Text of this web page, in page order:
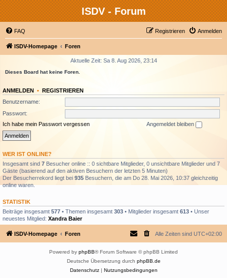
ISDV - Forum
FAQ Anmelden
Registrieren
ISDV-Homepage Foren
Aktuelle Zeit: Sa 8. Aug 2026, 23:14
Dieses Board hat keine Foren.
ANMELDEN • REGISTRIEREN
Benutzername:
Passwort:
Ich habe mein Passwort vergessen
Angemeldet bleiben
WER IST ONLINE?
Insgesamt sind 7 Besucher online :: 0 sichtbare Mitglieder, 0 unsichtbare Mitglieder und 7
Gäste (basierend auf den aktiven Besuchern der letzten 5 Minuten)
Der Besucherrekord liegt bei 935 Besuchern, die am Do 28. Mai 2026, 10:37 gleichzeitig
online waren.
STATISTIK
Beiträge insgesamt 577 • Themen insgesamt 303 • Mitglieder insgesamt 613 • Unser
neuestes Mitglied: Xandra Baier
ISDV-Homepage Foren Alle Zeiten sind UTC+02:00
Powered by phpBB® Forum Software © phpBB Limited
Deutsche Übersetzung durch phpBB.de
Datenschutz| Nutzungsbedingungen